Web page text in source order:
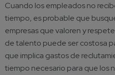
Cuando los empleados no
tiempo, es probable que
empresas que valoren y
de talento puede ser costosa
que implica gastos de
tiempo necesario para que los